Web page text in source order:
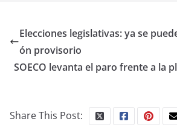
Elecciones legislativas: ya se
ón provisorio
SOECO levanta el paro frente a la
Share This Post: